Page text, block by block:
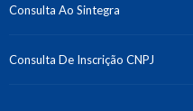
Consulta Ao Sintegra
Consulta De Inscrição CNPJ